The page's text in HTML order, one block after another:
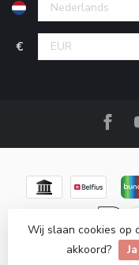
€
©
Wij slaan cookies op
akkoord?
Ja